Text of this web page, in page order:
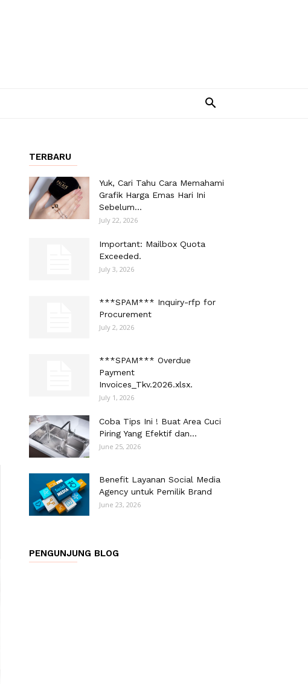
TERBARU
Yuk, Cari Tahu Cara Memahami
Grafik Harga Emas Hari Ini
Sebelum...
July 22, 2026
Important: Mailbox Quota
Exceeded.
July 3, 2026
***SPAM*** Inquiry-rfp for
Procurement
July 2, 2026
***SPAM*** Overdue
Payment
Invoices_Tkv.2026.xlsx.
July 1, 2026
Coba Tips Ini ! Buat Area Cuci
Piring Yang Efektif dan...
June 25, 2026
Benefit Layanan Social Media
Agency untuk Pemilik Brand
June 23, 2026
PENGUNJUNG BLOG